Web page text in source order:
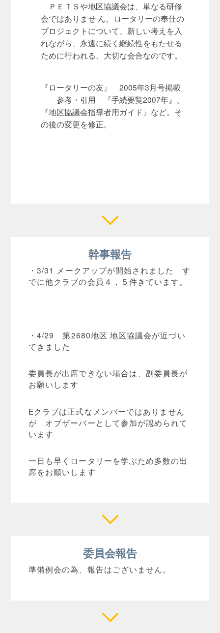
ＰＥＴＳや地区協議会は、単なる研修
会ではありませ ん。ロータリーの奉仕の
プロジェクトについて、新しい考えを入
れながら、永遠に続く継続性をもたせる
ために行われる、大切な会合なのです。
『ロータリーの友』 2005年3月号掲載
参考・引用 『手続要覧2007年』、
『地区協議会指導者用ガイド』など。そ
の後の変更を修正。
幹事報告
・3/31 メークアップが開始されました す
でに他クラブの会員４，５件きています。
・4/29 第2680地区 地区協議会が近づい
てきました
委員長が出席できない場合は、副委員長が
お願いします
Eクラブは正式なメンバーではありません
が オブザーバーとして参加が認められて
います
一日も早くロータリーを学ぶため多数の出
席をお願いします
委員会報告
準備例会の為、報告はございません。